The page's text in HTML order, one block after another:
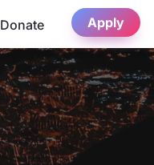
Donate Apply